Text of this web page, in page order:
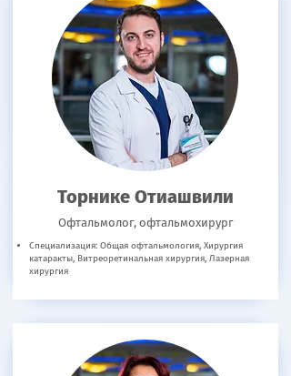
Торнике Отиашвили
Офтальмолог, офтальмохирург
Специализация: Общая офтальмология, Хирургия
катаракты, Витреоретинальная хирургия, Лазерная
хирургия